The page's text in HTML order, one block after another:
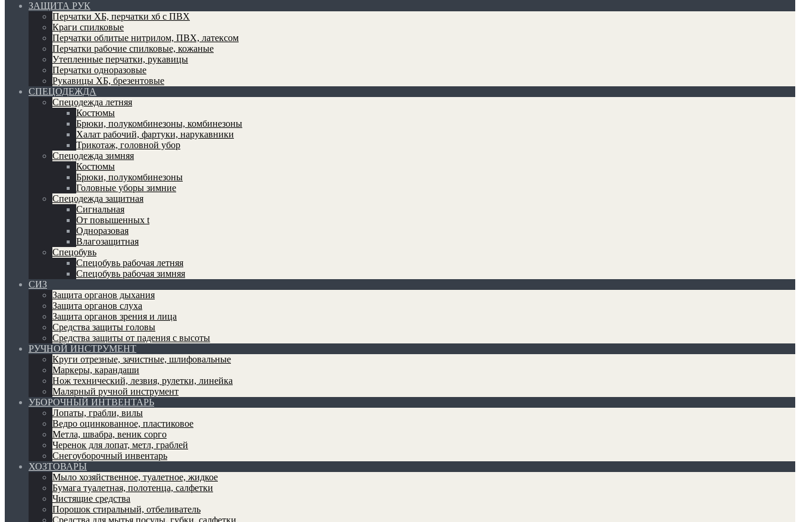
ЗАЩИТА РУК
Перчатки ХБ, перчатки хб с ПВХ
Краги спилковые
Перчатки облитые нитрилом, ПВХ, латексом
Перчатки рабочие спилковые, кожаные
Утепленные перчатки, рукавицы
Перчатки одноразовые
Рукавицы ХБ, брезентовые
СПЕЦОДЕЖДА
Спецодежда летняя
Костюмы
Брюки, полукомбинезоны, комбинезоны
Халат рабочий, фартуки, нарукавники
Трикотаж, головной убор
Спецодежда зимняя
Костюмы
Брюки, полукомбинезоны
Головные уборы зимние
Спецодежда защитная
Сигнальная
От повышенных t
Одноразовая
Влагозащитная
Спецобувь
Спецобувь рабочая летняя
Спецобувь рабочая зимняя
СИЗ
Защита органов дыхания
Защита органов слуха
Защита органов зрения и лица
Средства защиты головы
Средства защиты от падения с высоты
РУЧНОЙ ИНСТРУМЕНТ
Круги отрезные, зачистные, шлифовальные
Маркеры, карандаши
Нож технический, лезвия, рулетки, линейка
Малярный ручной инструмент
УБОРОЧНЫЙ ИНТВЕНТАРЬ
Лопаты, грабли, вилы
Ведро оцинкованное, пластиковое
Метла, швабра, веник сорго
Черенок для лопат, метл, граблей
Снегоуборочный инвентарь
ХОЗТОВАРЫ
Мыло хозяйственное, туалетное, жидкое
Бумага туалетная, полотенца, салфетки
Чистящие средства
Порошок стиральный, отбеливатель
Средства для мытья посуды, губки, салфетки